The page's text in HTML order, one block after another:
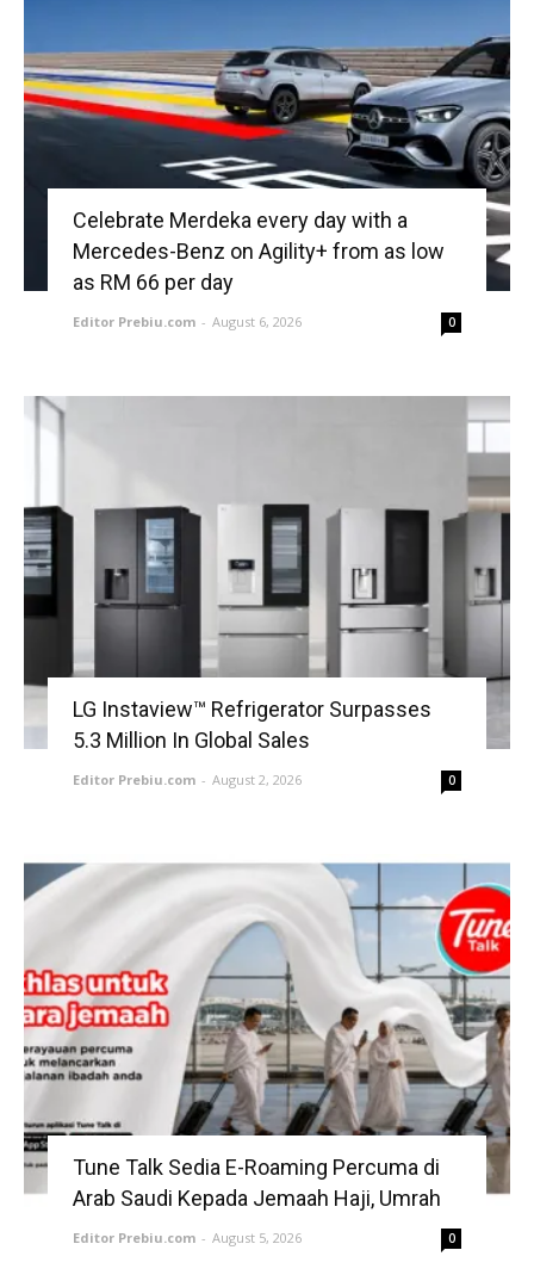
Celebrate Merdeka every day with a
Mercedes-Benz on Agility+ from as low
as RM 66 per day
Editor Prebiu.com - August 6, 2026 0
LG Instaview™ Refrigerator Surpasses
5.3 Million In Global Sales
Editor Prebiu.com - August 2, 2026 0
Tune Talk Sedia E-Roaming Percuma di
Arab Saudi Kepada Jemaah Haji, Umrah
Editor Prebiu.com - August 5, 2026 0